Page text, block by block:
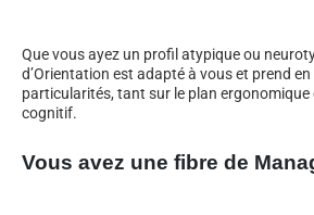
Que vous ayez un profil atypique ou
d’Orientation est adapté à vous et prend
particularités, tant sur le plan ergonomique
cognitif.
Vous avez une fibre de